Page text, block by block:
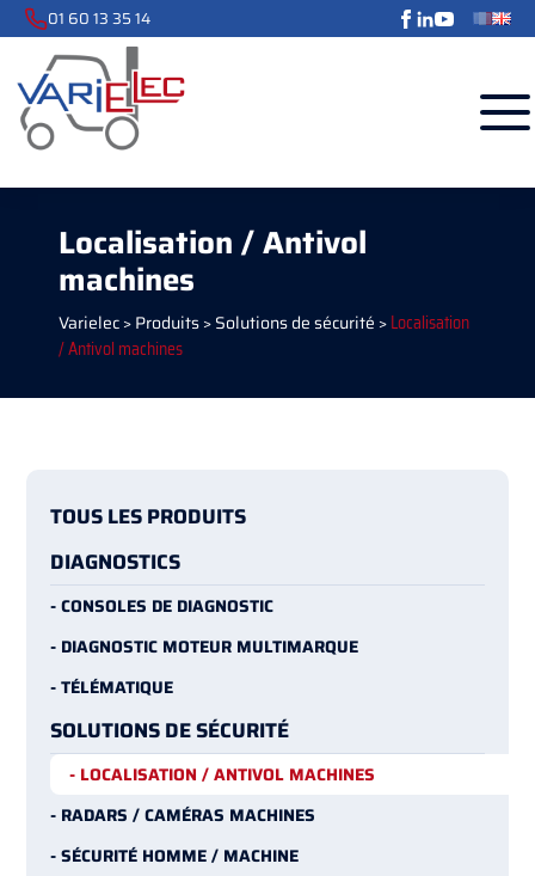
01 60 13 35 14
Localisation / Antivol
machines
Varielec>Produits>Solutions de sécurité >Localisation
/ Antivol machines
TOUS LES PRODUITS
DIAGNOSTICS
- CONSOLES DE DIAGNOSTIC
- DIAGNOSTIC MOTEUR MULTIMARQUE
- TÉLÉMATIQUE
SOLUTIONS DE SÉCURITÉ
- LOCALISATION / ANTIVOL MACHINES
- RADARS / CAMÉRAS MACHINES
- SÉCURITÉ HOMME / MACHINE